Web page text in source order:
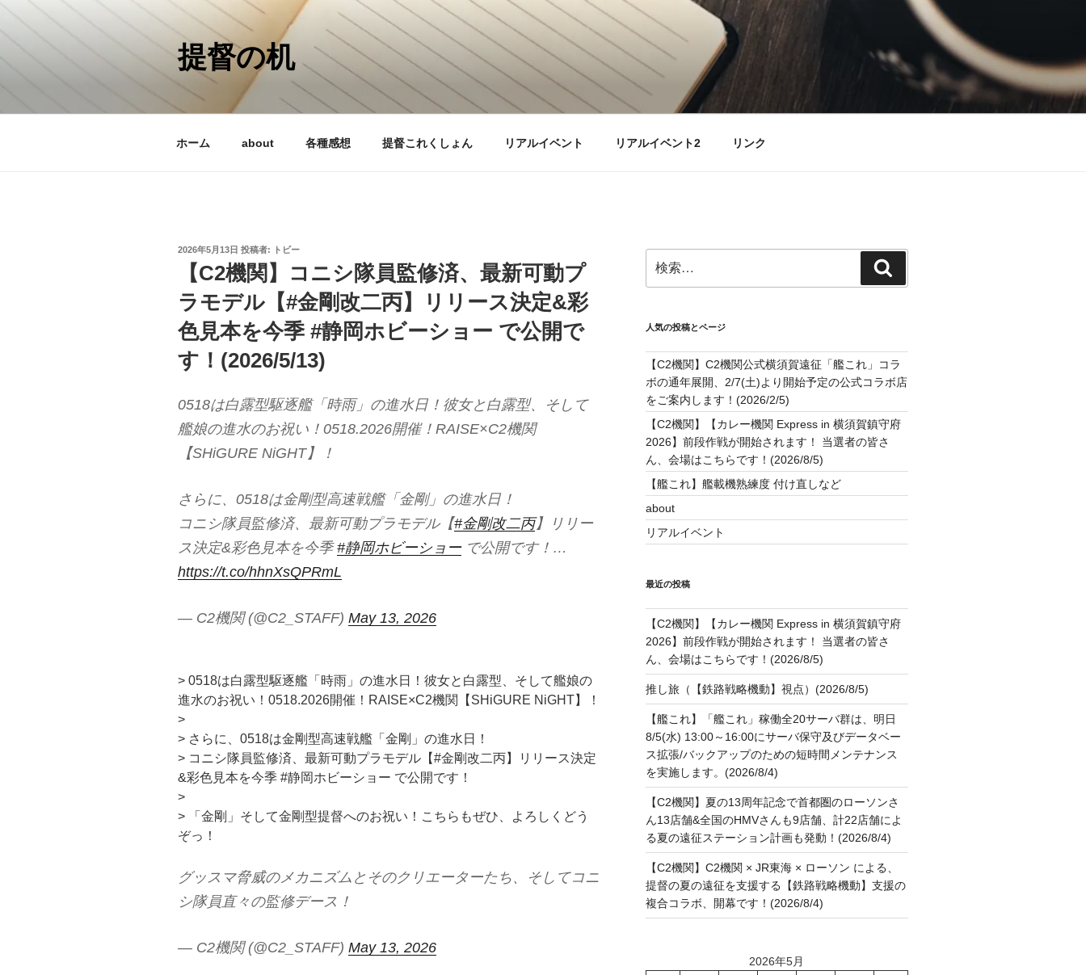
ン
提督の机
ホーム about 各種感想 提督これくしょん リアルイベント リアルイベント2 リンク
投
2026年5月13日 投稿者: トビー
【C2機関】コニシ隊員監修済、最新可動プ
ラモデル【#金剛改二丙】リリース決定&彩
色見本を今季 #静岡ホビーショー で公開で
す！(2026/5/13)
0518は白露型駆逐艦「時雨」の進水日！彼女と白露型、そして
艦娘の進水のお祝い！0518.2026開催！RAISE×C2機関
【SHiGURE NiGHT】！
さらに、0518は金剛型高速戦艦「金剛」の進水日！
コニシ隊員監修済、最新可動プラモデル【#金剛改二丙】リリー
ス決定&彩色見本を今季#静岡ホビーショーで公開です！…
https://t.co/hhnXsQPRmL
— C2機関 (@C2_STAFF) May 13, 2026
> 0518は白露型駆逐艦「時雨」の進水日！彼女と白露型、そして艦娘の
進水のお祝い！0518.2026開催！RAISE×C2機関【SHiGURE NiGHT】！
>
> さらに、0518は金剛型高速戦艦「金剛」の進水日！
> コニシ隊員監修済、最新可動プラモデル【#金剛改二丙】リリース決定
&彩色見本を今季 #静岡ホビーショー で公開です！
>
> 「金剛」そして金剛型提督へのお祝い！こちらもぜひ、よろしくどう
ぞっ！
グッスマ脅威のメカニズムとそのクリエーターたち、そしてコニ
シ隊員直々の監修デース！
— C2機関 (@C2_STAFF) May 13, 2026
索:
索
人気の投稿とページ
【C2機関】C2機関公式横須賀遠征「艦これ」コラ
ボの通年展開、2/7(土)より開始予定の公式コラボ店
をご案内します！(2026/2/5)
【C2機関】【カレー機関 Express in 横須賀鎮守府
2026】前段作戦が開始されます！ 当選者の皆さ
ん、会場はこちらです！(2026/8/5)
【艦これ】艦載機熟練度 付け直しなど
about
リアルイベント
最近の投稿
【C2機関】【カレー機関 Express in 横須賀鎮守府
2026】前段作戦が開始されます！ 当選者の皆さ
ん、会場はこちらです！(2026/8/5)
推し旅（【鉄路戦略機動】視点）(2026/8/5)
【艦これ】「艦これ」稼働全20サーバ群は、明日
8/5(水) 13:00～16:00にサーバ保守及びデータベー
ス拡張/バックアップのための短時間メンテナンス
を実施します。(2026/8/4)
【C2機関】夏の13周年記念で首都圏のローソンさ
ん13店舗&全国のHMVさんも9店舗、計22店舗によ
る夏の遠征ステーション計画も発動！(2026/8/4)
【C2機関】C2機関 × JR東海 × ローソン による、
提督の夏の遠征を支援する【鉄路戦略機動】支援の
複合コラボ、開幕です！(2026/8/4)
2026年5月